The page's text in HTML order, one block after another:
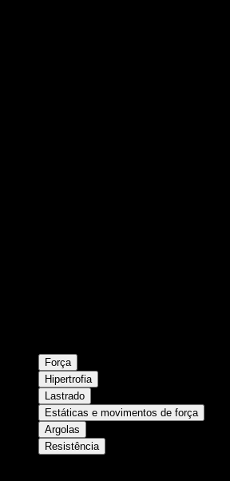
Força
Hipertrofia
Lastrado
Estáticas e movimentos de força
Argolas
Resistência